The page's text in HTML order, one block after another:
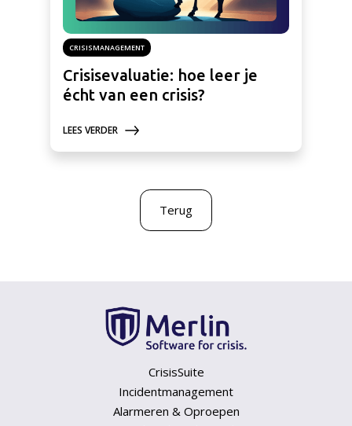
CRISISMANAGEMENT
Crisisevaluatie: hoe leer je
écht van een crisis?
LEES VERDER
Terug
CrisisSuite
Incidentmanagement
Alarmeren & Oproepen